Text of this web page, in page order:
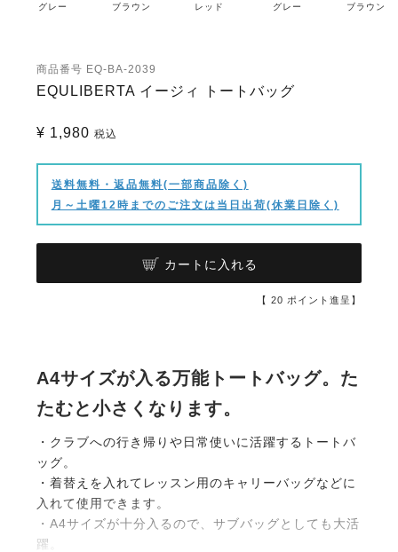
グレー ブラウン レッド グレー ブラウン
商品番号 EQ-BA-2039
EQULIBERTA イージィ トートバッグ
¥ 1,980 税込
送料無料・返品無料(一部商品除く)
月～土曜12時までのご注文は当日出荷(休業日除く)
カートに入れる
【 20 ポイント進呈】
A4サイズが入る万能トートバッグ。た
たむと小さくなります。
・クラブへの行き帰りや日常使いに活躍するトートバ
ッグ。
・着替えを入れてレッスン用のキャリーバッグなどに
入れて使用できます。
・A4サイズが十分入るので、サブバッグとしても大活
躍。